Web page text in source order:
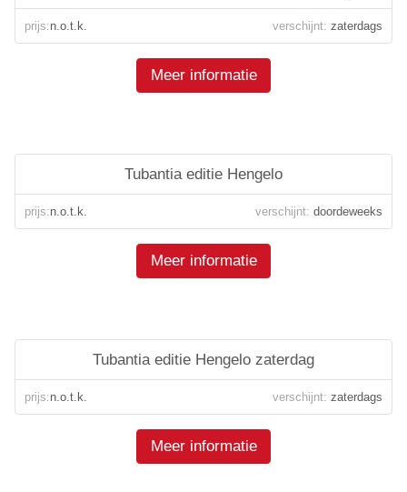
prijs:n.o.t.k. verschijnt: zaterdags
Meer informatie
Tubantia editie Hengelo
prijs:n.o.t.k. verschijnt: doordeweeks
Meer informatie
Tubantia editie Hengelo zaterdag
prijs:n.o.t.k. verschijnt: zaterdags
Meer informatie